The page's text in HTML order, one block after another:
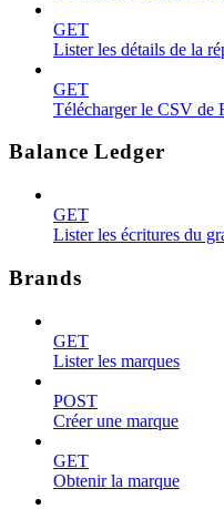
GET
Lister les détails de la
GET
Télécharger le CSV de
Balance Ledger
GET
Lister les écritures du
Brands
GET
Lister les marques
POST
Créer une marque
GET
Obtenir la marque